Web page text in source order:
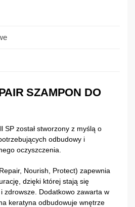
SZAMPON DO
SP został stworzony z myślą o
odbudowy i
oczyszczenia.
Nourish, Protect) zapewnia
dzięki której stają się
zdrowsze. Dodatkowo zawarta w
keratyna odbudowuje wnętrze